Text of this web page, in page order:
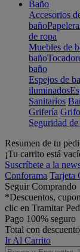
Baño
Accesorios
baño
de ropa
Muebles de
baño
baño
Espejos de
iluminados
Sanitarios
Grifería
Seguridad
Resumen de tu
¡Tu carrito está
Suscríbete a la
Conforama Tarjeta
Seguir Comprando
*Descuentos,
clic en Tramitar
Pago 100% seguro
Total con descuento
Ir Al Carrito